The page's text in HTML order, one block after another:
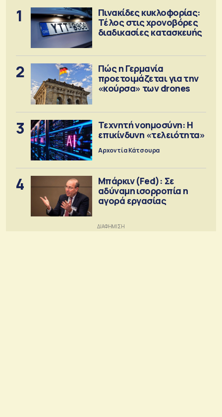
1
Πινακίδες κυκλοφορίας:
Τέλος στις χρονοβόρες
διαδικασίες κατασκευής
2
Πώς η Γερμανία
προετοιμάζεται για την
«κούρσα» των drones
3
Τεχνητή νοημοσύνη: Η
επικίνδυνη «τελειότητα»
Αρχοντία Κάτσουρα
4
Μπάρκιν (Fed): Σε
αδύναμη ισορροπία η
αγορά εργασίας